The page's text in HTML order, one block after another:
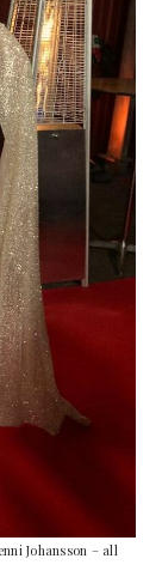
Johansson – all